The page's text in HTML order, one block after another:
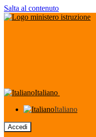
Salta al contenuto
Italiano
Italiano
Accedi